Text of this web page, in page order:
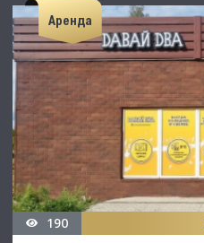
Аренда
190